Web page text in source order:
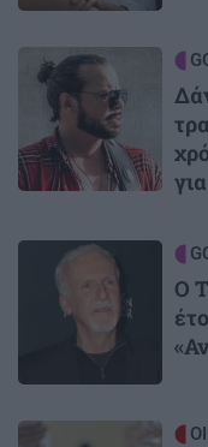
Image
Image
Ο
Image